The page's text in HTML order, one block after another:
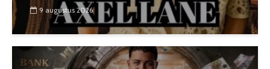
9 augustus 2026